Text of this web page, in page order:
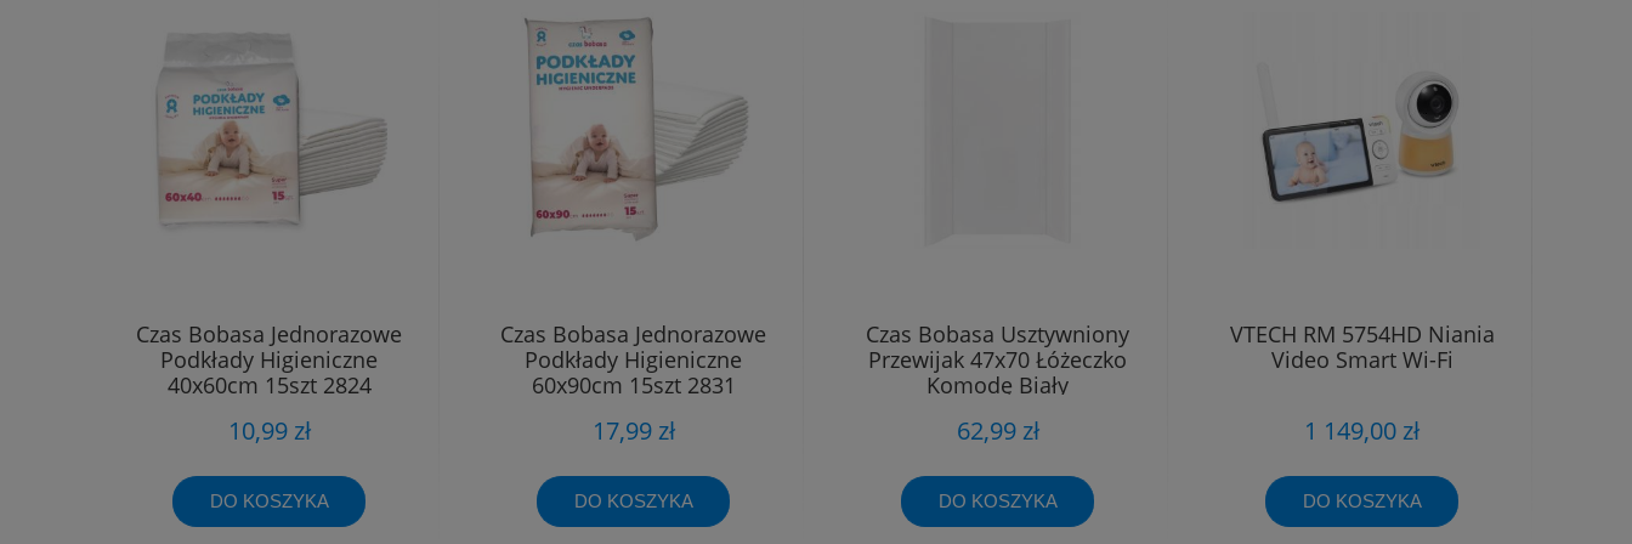
Czas Bobasa Jednorazowe
Podkłady Higieniczne
40x60cm 15szt 2824
10,99 zł
DO KOSZYKA
Czas Bobasa Jednorazowe
Podkłady Higieniczne
60x90cm 15szt 2831
17,99 zł
DO KOSZYKA
Czas Bobasa Usztywniony
Przewijak 47x70 Łóżeczko
Komodę Biały
62,99 zł
DO KOSZYKA
VTECH RM 5754HD Niania
Video Smart Wi-Fi
1 149,00 zł
DO KOSZYKA